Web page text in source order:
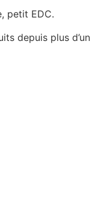
petit EDC.
depuis plus d’un